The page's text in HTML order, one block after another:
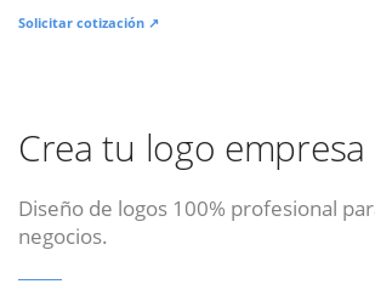
Solicitar cotización ↗
Crea tu logo empresa
Diseño de logos 100% profesional
negocios.